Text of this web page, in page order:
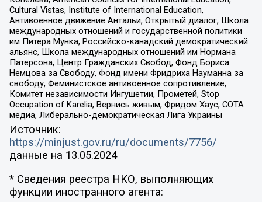
Cultural Vistas, Institute of International Education,
Антивоенное движение Антальи, Открытый диалог, Школа
международных отношений и государственной политики
им Питера Мунка, Российско-канадский демократический
альянс, Школа международных отношений им Нормана
Патерсона, Центр Гражданских Свобод, Фонд Бориса
Немцова за Свободу, Фонд имени Фридриха Науманна за
свободу, Феминистское антивоенное сопротивление,
Комитет независимости Ингушетии, Прометей, Stop
Occupation of Karelia, Вернись живым, Фридом Хаус, СОТА
медиа, Либерально-демократическая Лига Украины
Источник:
https://minjust.gov.ru/ru/documents/7756/
данные на 13.05.2024
* Сведения реестра НКО, выполняющих
функции иностранного агента: